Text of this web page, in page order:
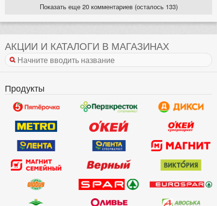
Показать еще 20 комментариев (осталось 133)
АКЦИИ И КАТАЛОГИ В МАГАЗИНАХ
Продукты